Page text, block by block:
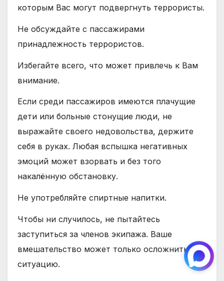
которым Вас могут подвергнуть террористы.
Не обсуждайте с пассажирами
принадлежность террористов.
Избегайте всего, что может привлечь к Вам
внимание.
Если среди пассажиров имеются плачущие
дети или больные стонущие люди, не
выражайте своего недовольства, держите
себя в руках. Любая вспышка негативных
эмоций может взорвать и без того
накалённую обстановку.
Не употребляйте спиртные напитки.
Чтобы ни случилось, не пытайтесь
заступиться за членов экипажа. Ваше
вмешательство может только осложнить
ситуацию.